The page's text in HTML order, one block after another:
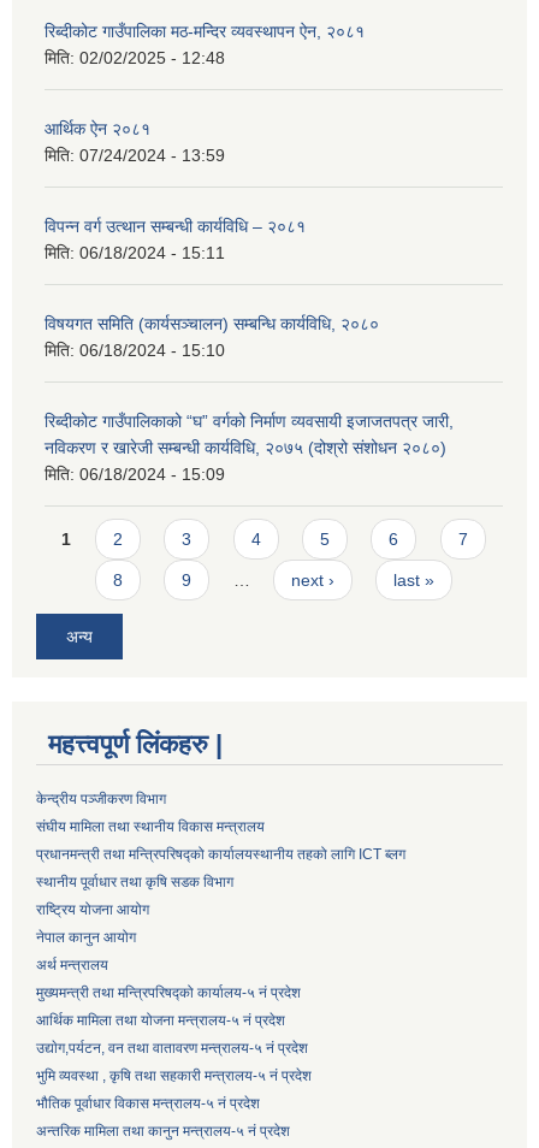
रिब्दीकोट गाउँपालिका मठ-मन्दिर व्यवस्थापन ऐन, २०८१
मिति: 02/02/2025 - 12:48
आर्थिक ऐन २०८१
मिति: 07/24/2024 - 13:59
विपन्न वर्ग उत्थान सम्बन्धी कार्यविधि – २०८१
मिति: 06/18/2024 - 15:11
विषयगत समिति (कार्यसञ्चालन) सम्बन्धि कार्यविधि, २०८०
मिति: 06/18/2024 - 15:10
रिब्दीकोट गाउँपालिकाको “घ” वर्गको निर्माण व्यवसायी इजाजतपत्र जारी,
नविकरण र खारेजी सम्बन्धी कार्यविधि, २०७५ (दोश्रो संशोधन २०८०)
मिति: 06/18/2024 - 15:09
Pages
1 2 3 4 5 6 7
8 9 … next › last »
अन्य
महत्त्वपूर्ण लिंकहरु |
केन्द्रीय पञ्जीकरण विभाग
संघीय मामिला तथा स्थानीय विकास मन्त्रालय
प्रधानमन्त्री तथा मन्त्रिपरिषद्को कार्यालयस्थानीय तहको लागि ICT ब्लग
स्थानीय पूर्वाधार तथा कृषि सडक विभाग
राष्ट्रिय योजना आयोग
नेपाल कानुन आयोग
अर्थ मन्त्रालय
मुख्यमन्त्री तथा मन्त्रिपरिषद्को कार्यालय-५ नं प्रदेश
आर्थिक मामिला तथा योजना मन्त्रालय-५ नं प्रदेश
उद्याेग,पर्यटन, वन तथा वातावरण मन्त्रालय-५ नं प्रदेश
भुमि व्यवस्था , कृषि तथा सहकारी मन्त्रालय-५ नं प्रदेश
भौतिक पूर्वाधार विकास मन्त्रालय-५ नं प्रदेश
अन्तरिक मामिला तथा कानुन मन्त्रालय-५ नं प्रदेश